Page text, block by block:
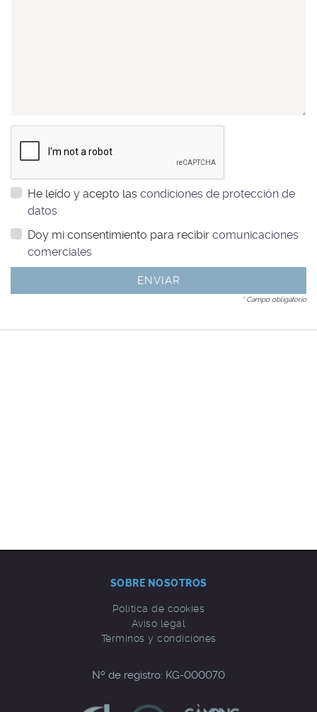
He leído y acepto las condiciones de protección de
datos
Doy mi consentimiento para recibir comunicaciones
comerciales
ENVIAR
* Campo obligatorio
SOBRE NOSOTROS
Política de cookies
Aviso legal
Términos y condiciones
Nº de registro: KG-000070